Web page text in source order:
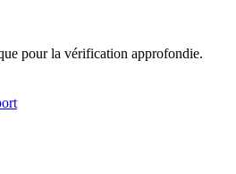
pour la vérification approfondie.